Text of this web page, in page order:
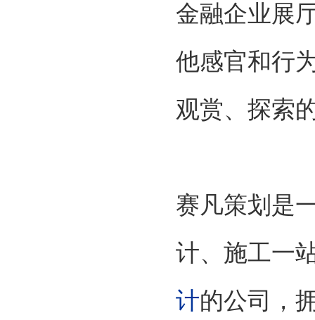
金融企业展
他感官和行
观赏、探索
赛凡策划是
计、施工一
计的公司，